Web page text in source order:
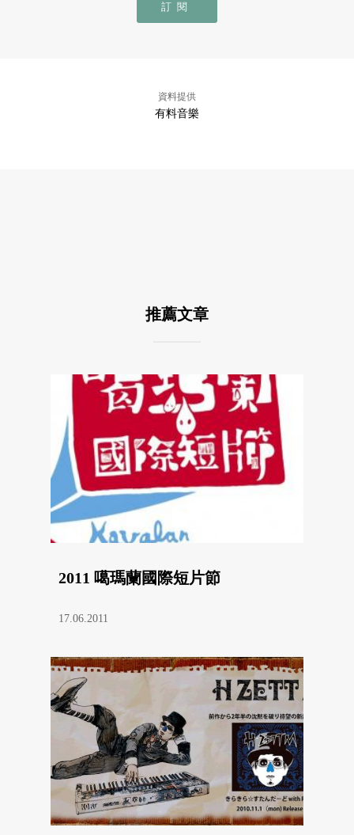
訂閱
資料提供
有料音樂
推薦文章
2011 噶瑪蘭國際短片節
17.06.2011